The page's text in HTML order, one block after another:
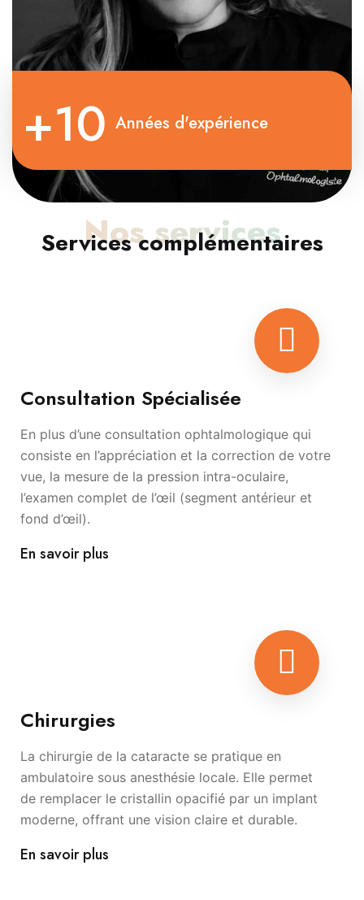
+10 Années d'expérience
Nos services
Services complémentaires
Consultation Spécialisée
En plus d’une consultation ophtalmologique qui
consiste en l’appréciation et la correction de votre
vue, la mesure de la pression intra-oculaire,
l’examen complet de l’œil (segment antérieur et
fond d’œil).
En savoir plus
Chirurgies
La chirurgie de la cataracte se pratique en
ambulatoire sous anesthésie locale. Elle permet
de remplacer le cristallin opacifié par un implant
moderne, offrant une vision claire et durable.
En savoir plus